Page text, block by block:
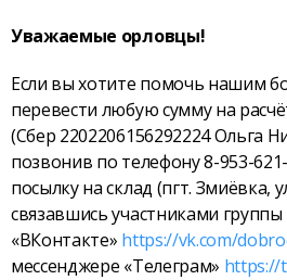
Уважаемые орловцы!
Если вы хотите помочь нашим
перевести любую сумму на
(Сбер 2202206156292224 Ольга
позвонив по телефону 8-953-
посылку на склад (пгт. Змиёвка,
связавшись участниками
«ВКонтакте» https://vk.com/
мессенджере «Телеграм» https://